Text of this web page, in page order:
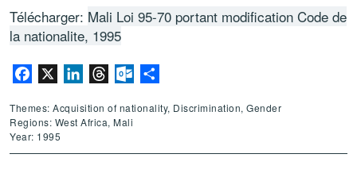
Télécharger: Mali Loi 95-70 portant modification Code de
la nationalite, 1995
Facebook LinkedInThreadsOutlook.com
Themes: Acquisition of nationality, Discrimination, Gender
Regions: West Africa, Mali
Year: 1995